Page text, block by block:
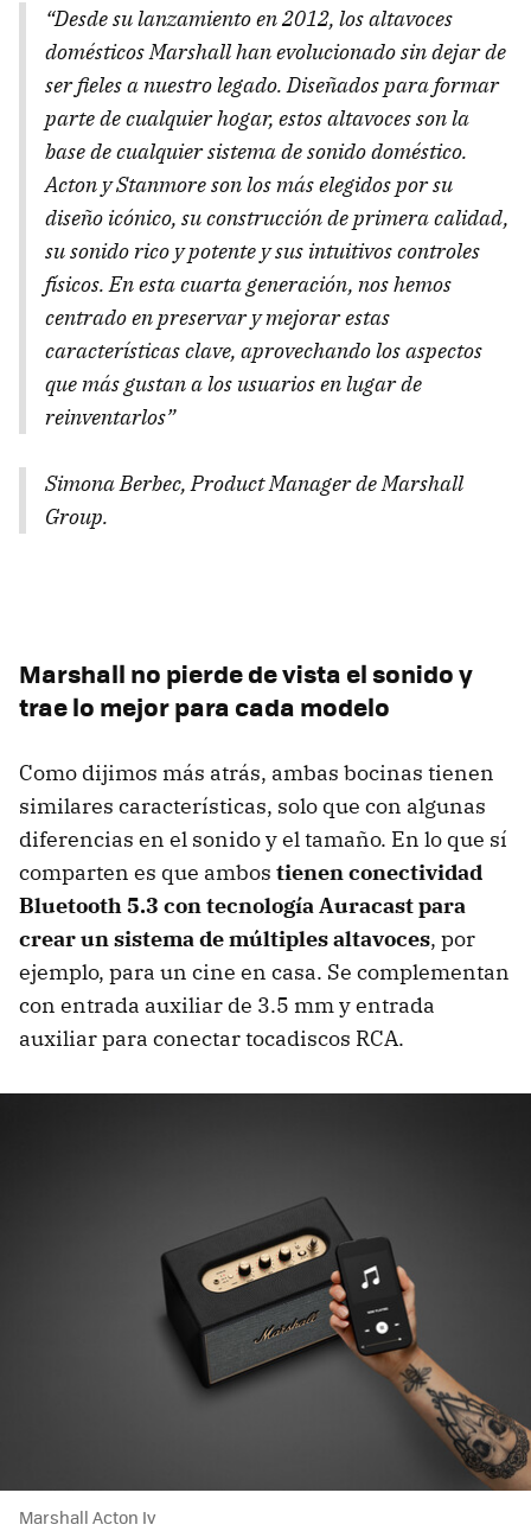
“Desde su lanzamiento en 2012, los altavoces
domésticos Marshall han evolucionado sin dejar de
ser fieles a nuestro legado. Diseñados para formar
parte de cualquier hogar, estos altavoces son la
base de cualquier sistema de sonido doméstico.
Acton y Stanmore son los más elegidos por su
diseño icónico, su construcción de primera calidad,
su sonido rico y potente y sus intuitivos controles
físicos. En esta cuarta generación, nos hemos
centrado en preservar y mejorar estas
características clave, aprovechando los aspectos
que más gustan a los usuarios en lugar de
reinventarlos”
Simona Berbec, Product Manager de Marshall
Group.
Marshall no pierde de vista el sonido y
trae lo mejor para cada modelo
Como dijimos más atrás, ambas bocinas tienen
similares características, solo que con algunas
diferencias en el sonido y el tamaño. En lo que sí
comparten es que ambos tienen conectividad
Bluetooth 5.3 con tecnología Auracast para
crear un sistema de múltiples altavoces, por
ejemplo, para un cine en casa. Se complementan
con entrada auxiliar de 3.5 mm y entrada
auxiliar para conectar tocadiscos RCA.
Marshall Acton Iv